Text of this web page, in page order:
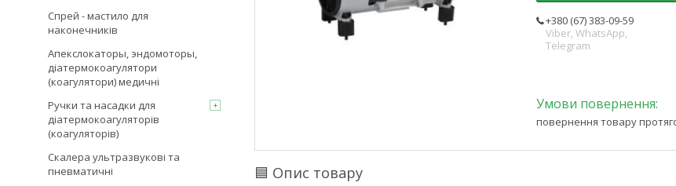
+380 (67) 383-09-59
Viber, WhatsApp,
Telegram
повернення товару
🟦 Опис товару
Спрей - мастило для
наконечників
Апекслокаторы, эндомоторы,
діатермокоагулятори
(коагулятори) медичні
Ручки та насадки для
діатермокоагуляторів
(коагуляторів)
Скалера ультразвукові та
пневматичні